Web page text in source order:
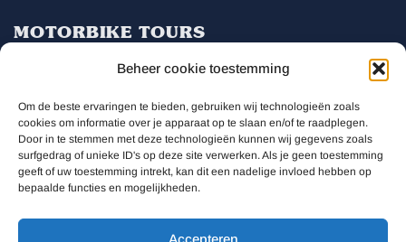
Beheer cookie toestemming
Om de beste ervaringen te bieden, gebruiken wij technologieën zoals
cookies om informatie over je apparaat op te slaan en/of te raadplegen.
Door in te stemmen met deze technologieën kunnen wij gegevens zoals
surfgedrag of unieke ID's op deze site verwerken. Als je geen toestemming
geeft of uw toestemming intrekt, kan dit een nadelige invloed hebben op
bepaalde functies en mogelijkheden.
Accepteren
MOTORBIKE TOURS
0031 78 6198525
info@motorbike-tours.nl